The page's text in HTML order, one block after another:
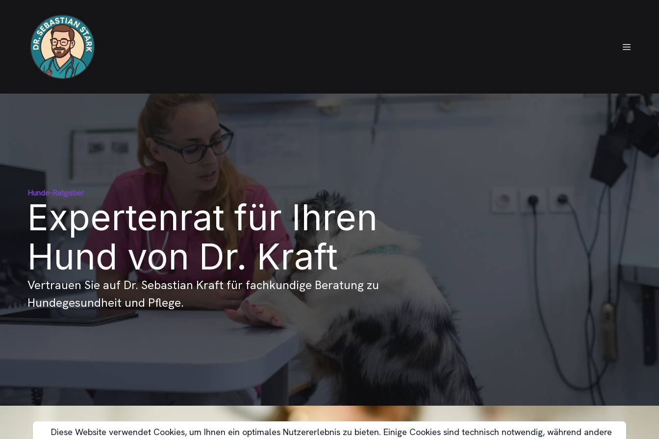
Hunde-Ratgeber
Expertenrat für Ihren
Hund von Dr. Kraft
Vertrauen Sie auf Dr. Sebastian Kraft für fachkundige Beratung zu
Hundegesundheit und Pflege.
Diese Website verwendet Cookies, um Ihnen ein optimales Nutzererlebnis zu bieten. Einige Cookies sind technisch notwendig, während andere